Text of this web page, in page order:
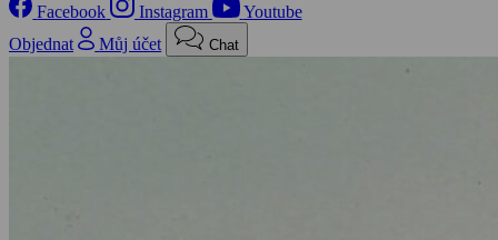
Facebook Instagram
Youtube
Objednat
Můj účet Chat